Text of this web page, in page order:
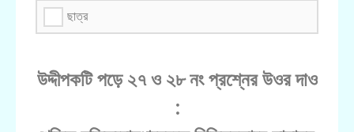
ছাত্র
উদ্দীপকটি পড়ে ২৭ ও ২৮ নং প্রশ্নের উওর দাও
: